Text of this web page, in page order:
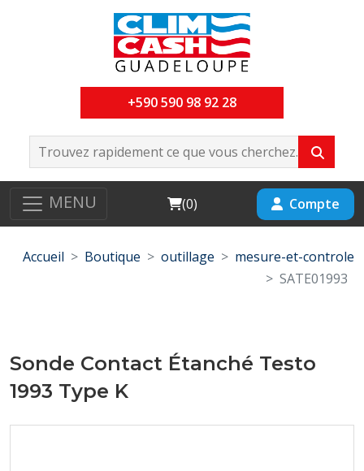
+590 590 98 92 28
MENU Cart
(0) Compte
Accueil Boutique outillage
mesure-et-controle
SATE01993
Sonde Contact Étanché Testo
1993 Type K